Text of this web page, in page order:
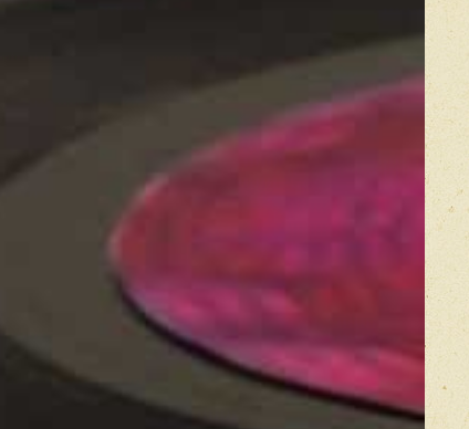
отзывы проходят модерацию